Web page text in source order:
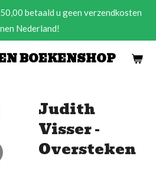
BOEKENSHOP
betaald u geen verzendkosten
Nederland!
Judith
Visser -
Oversteken